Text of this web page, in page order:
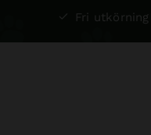
Fri utkörning i